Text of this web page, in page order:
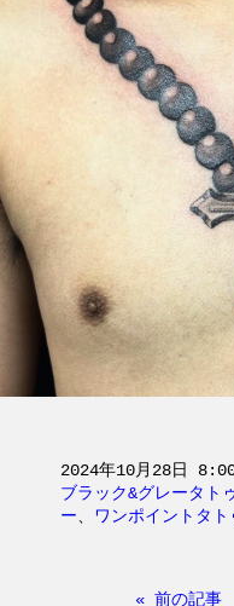
2024年10月28日
ブラック&グレータト
ー、 ワンポイントタト
« 前の記事